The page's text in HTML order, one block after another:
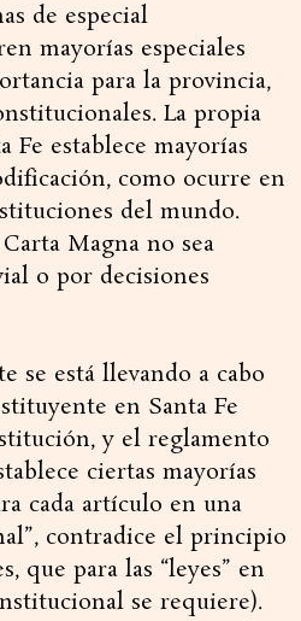
de especial
mayorías especiales
para la provincia,
La propia
Fe establece mayorías
como ocurre en
del mundo.
Magna no sea
o por decisiones
se está llevando a cabo
en Santa Fe
y el reglamento
ciertas mayorías
cada artículo en una
contradice el principio
que para las “leyes” en
se requiere).